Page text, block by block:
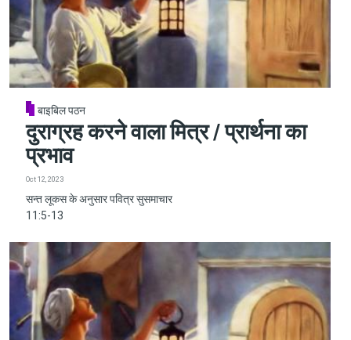
बाइबिल पठन
दुराग्रह करने वाला मित्र / प्रार्थना का
प्रभाव
Oct 12, 2023
सन्त लूकस के अनुसार पवित्र सुसमाचार
11:5-13